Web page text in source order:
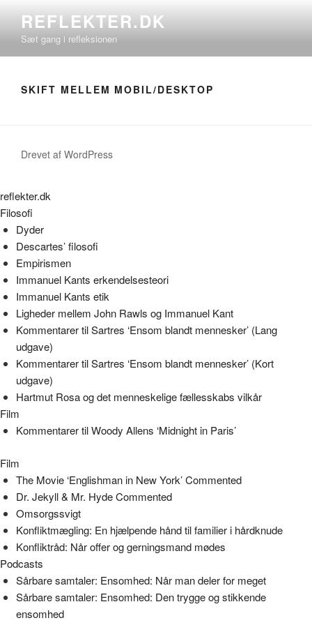
indhold
REFLEKTER.DK
Sæt gang i refleksionen
SKIFT MELLEM MOBIL/DESKTOP
Drevet af WordPress
reflekter.dk
Filosofi
Dyder
Descartes’ filosofi
Empirismen
Immanuel Kants erkendelsesteori
Immanuel Kants etik
Ligheder mellem John Rawls og Immanuel Kant
Kommentarer til Sartres ‘Ensom blandt mennesker’ (Lang
udgave)
Kommentarer til Sartres ‘Ensom blandt mennesker’ (Kort
udgave)
Hartmut Rosa og det menneskelige fællesskabs vilkår
Film
Kommentarer til Woody Allens ‘Midnight in Paris’
Film
The Movie ‘Englishman in New York’ Commented
Dr. Jekyll & Mr. Hyde Commented
Omsorgssvigt
Konfliktmægling: En hjælpende hånd til familier i hårdknude
Konfliktråd: Når offer og gerningsmand mødes
Podcasts
Sårbare samtaler: Ensomhed: Når man deler for meget
Sårbare samtaler: Ensomhed: Den trygge og stikkende
ensomhed